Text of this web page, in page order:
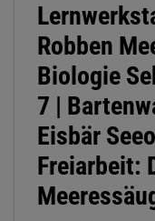
Robben
Biologie
7 |
Eisbär
Freiarbeit: